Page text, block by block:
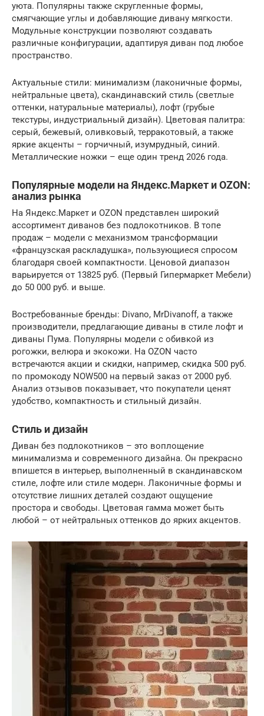
уюта. Популярны также скругленные формы,
смягчающие углы и добавляющие дивану мягкости.
Модульные конструкции позволяют создавать
различные конфигурации, адаптируя диван под любое
пространство.
Актуальные стили: минимализм (лаконичные формы,
нейтральные цвета), скандинавский стиль (светлые
оттенки, натуральные материалы), лофт (грубые
текстуры, индустриальный дизайн). Цветовая палитра:
серый, бежевый, оливковый, терракотовый, а также
яркие акценты – горчичный, изумрудный, синий.
Металлические ножки – еще один тренд 2026 года.
Популярные модели на Яндекс.Маркет и OZON:
анализ рынка
На Яндекс.Маркет и OZON представлен широкий
ассортимент диванов без подлокотников. В топе
продаж – модели с механизмом трансформации
«французская раскладушка», пользующиеся спросом
благодаря своей компактности. Ценовой диапазон
варьируется от 13825 руб. (Первый Гипермаркет Мебели)
до 50 000 руб. и выше.
Востребованные бренды: Divano, MrDivanoff, а также
производители, предлагающие диваны в стиле лофт и
диваны Пума. Популярны модели с обивкой из
рогожки, велюра и экокожи. На OZON часто
встречаются акции и скидки, например, скидка 500 руб.
по промокоду NOW500 на первый заказ от 2000 руб.
Анализ отзывов показывает, что покупатели ценят
удобство, компактность и стильный дизайн.
Стиль и дизайн
Диван без подлокотников – это воплощение
минимализма и современного дизайна. Он прекрасно
впишется в интерьер, выполненный в скандинавском
стиле, лофте или стиле модерн. Лаконичные формы и
отсутствие лишних деталей создают ощущение
простора и свободы. Цветовая гамма может быть
любой – от нейтральных оттенков до ярких акцентов.